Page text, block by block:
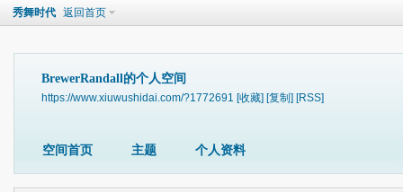
秀舞时代 返回首页
BrewerRandall的个人空间
https://www.xiuwushidai.com/?1772691 [收藏] [复制] [RSS]
空间首页 主题 个人资料